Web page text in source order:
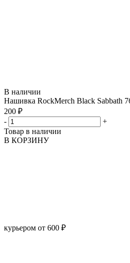
В наличии
Нашивка RockMerch Black
200 ₽
-
+
Товар в наличии
В КОРЗИНУ
курьером от 600 ₽